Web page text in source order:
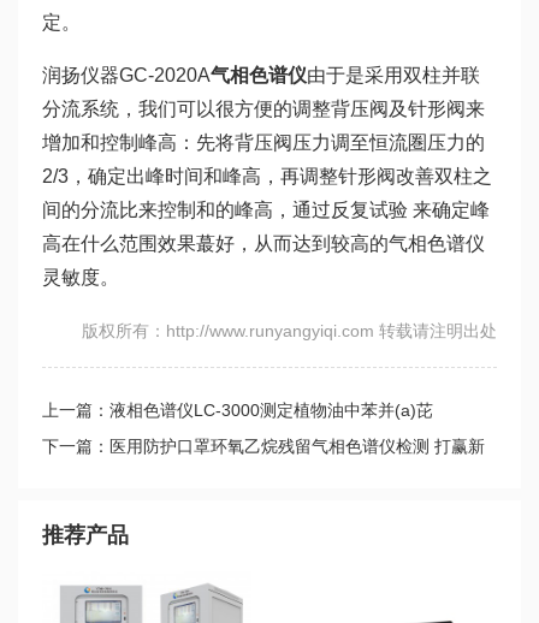
定。
润扬仪器GC-2020A气相色谱仪由于是采用双柱并联
分流系统，我们可以很方便的调整背压阀及针形阀来
增加和控制峰高：先将背压阀压力调至恒流圏压力的
2/3，确定出峰时间和峰高，再调整针形阀改善双柱之
间的分流比来控制和的峰高，通过反复试验 来确定峰
高在什么范围效果蕞好，从而达到较高的气相色谱仪
灵敏度。
版权所有：http://www.runyangyiqi.com 转载请注明出处
上一篇：液相色谱仪LC-3000测定植物油中苯并(a)芘
下一篇：医用防护口罩环氧乙烷残留气相色谱仪检测 打赢新
推荐产品